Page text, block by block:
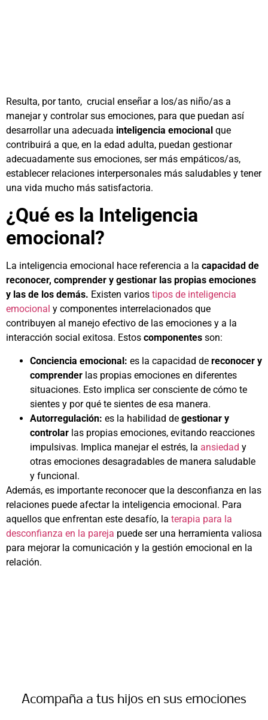
Resulta, por tanto, crucial enseñar a los/as niño/as a
manejar y controlar sus emociones, para que puedan así
desarrollar una adecuada inteligencia emocional que
contribuirá a que, en la edad adulta, puedan gestionar
adecuadamente sus emociones, ser más empáticos/as,
establecer relaciones interpersonales más saludables y tener
una vida mucho más satisfactoria.
¿Qué es la Inteligencia
emocional?
La inteligencia emocional hace referencia a la capacidad de
reconocer, comprender y gestionar las propias emociones
y las de los demás. Existen varios tipos de inteligencia
emocional y componentes interrelacionados que
contribuyen al manejo efectivo de las emociones y a la
interacción social exitosa. Estos componentes son:
Conciencia emocional: es la capacidad de reconocer y
comprender las propias emociones en diferentes
situaciones. Esto implica ser consciente de cómo te
sientes y por qué te sientes de esa manera.
Autorregulación: es la habilidad de gestionar y
controlar las propias emociones, evitando reacciones
impulsivas. Implica manejar el estrés, la ansiedad y
otras emociones desagradables de manera saludable
y funcional.
Además, es importante reconocer que la desconfianza en las
relaciones puede afectar la inteligencia emocional. Para
aquellos que enfrentan este desafío, la terapia para la
desconfianza en la pareja puede ser una herramienta valiosa
para mejorar la comunicación y la gestión emocional en la
relación.
Acompaña a tus hijos en sus emociones​